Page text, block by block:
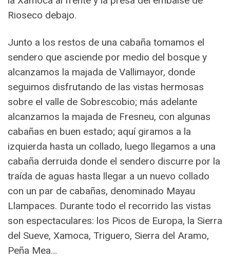
Rioseco debajo.
Junto a los restos de una cabaña tomamos el
sendero que asciende por medio del bosque y
alcanzamos la majada de Vallimayor, donde
seguimos disfrutando de las vistas hermosas
sobre el valle de Sobrescobio; más adelante
alcanzamos la majada de Fresneu, con algunas
cabañas en buen estado; aquí giramos a la
izquierda hasta un collado, luego llegamos a una
cabaña derruida donde el sendero discurre por la
traída de aguas hasta llegar a un nuevo collado
con un par de cabañas, denominado Mayau
Llampaces. Durante todo el recorrido las vistas
son espectaculares: los Picos de Europa, la Sierra
del Sueve, Xamoca, Triguero, Sierra del Aramo,
Peña Mea…